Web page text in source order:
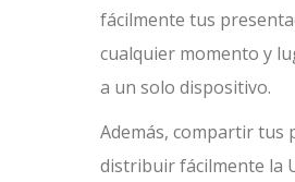
fácilmente tus
cualquier momento y
a un solo dispositivo.
Además, compartir tus
distribuir fácilmente la